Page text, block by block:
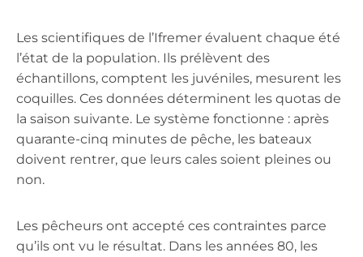
Les scientifiques de l’Ifremer évaluent chaque été
l’état de la population. Ils prélèvent des
échantillons, comptent les juvéniles, mesurent les
coquilles. Ces données déterminent les quotas de
la saison suivante. Le système fonctionne : après
quarante-cinq minutes de pêche, les bateaux
doivent rentrer, que leurs cales soient pleines ou
non.
Les pêcheurs ont accepté ces contraintes parce
qu’ils ont vu le résultat. Dans les années 80, les